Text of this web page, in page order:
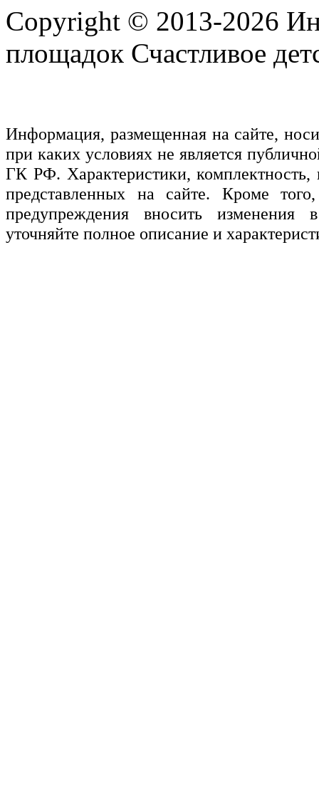
Copyright © 2013-2026
площадок Счастливое
Информация, размещенная на сайте,
при каких условиях не является
ГК РФ. Характеристики,
представленных на сайте. Кроме
предупреждения вносить изменения
уточняйте полное описание и